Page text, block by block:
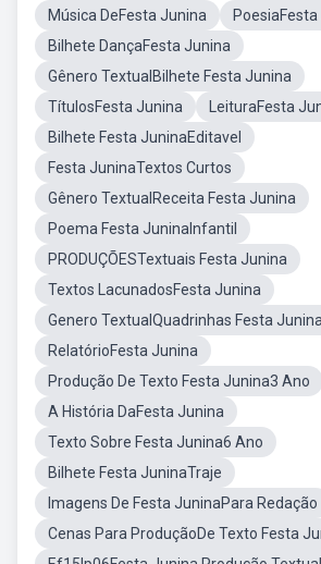
Música DeFesta Junina
Bilhete DançaFesta Junina
Gênero TextualBilhete Festa Junina
TítulosFesta Junina
LeituraFesta
Bilhete Festa JuninaEditavel
Festa JuninaTextos Curtos
Gênero TextualReceita Festa Junina
Poema Festa JuninaInfantil
PRODUÇÕESTextuais Festa Junina
Textos LacunadosFesta Junina
Genero TextualQuadrinhas Festa Junina
RelatórioFesta Junina
Produção De Texto Festa Junina3 Ano
A História DaFesta Junina
Texto Sobre Festa Junina6 Ano
Bilhete Festa JuninaTraje
Imagens De Festa JuninaPara Redação
Cenas Para ProduçãoDe Texto Festa